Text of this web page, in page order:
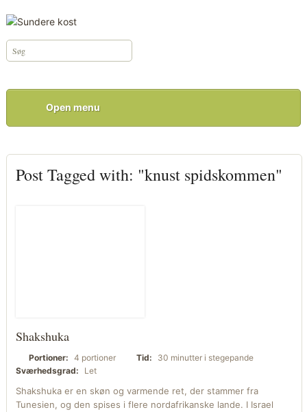
Open menu
Post Tagged with: "knust spidskommen"
Shakshuka
Portioner: 4 portioner Tid:
30 minutter i stegepande
Sværhedsgrad:
Let
Shakshuka er en skøn og varmende ret, der stammer fra
Tunesien, og den spises i flere nordafrikanske lande. I Israel